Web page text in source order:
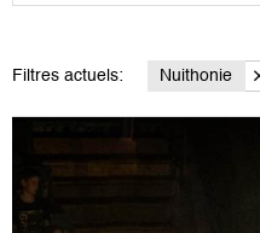
Filtres actuels: Nuithonie